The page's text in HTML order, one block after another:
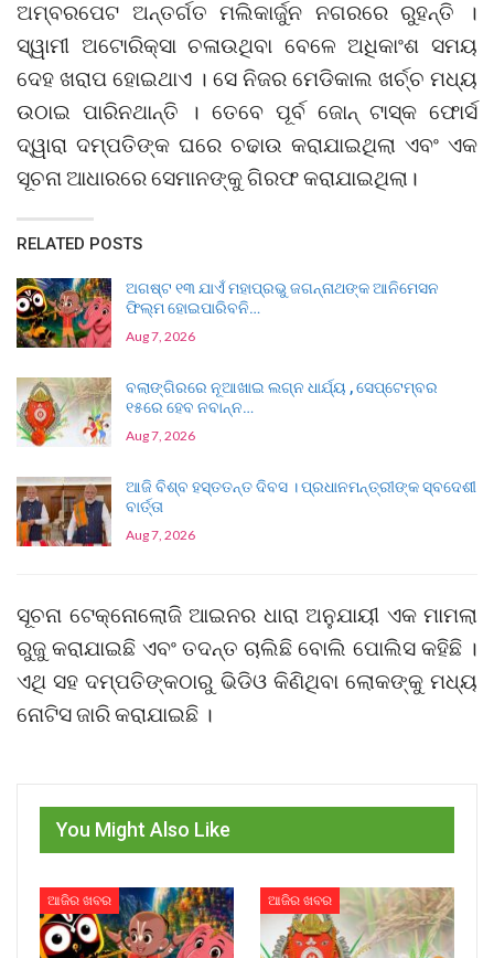
ଅମ୍ବରପେଟ ଅନ୍ତର୍ଗତ ମଲିକାର୍ଜୁନ ନଗରରେ ରୁହନ୍ତି ।
ସ୍ୱାମୀ ଅଟୋରିକ୍ସା ଚଳାଉଥିବା ବେଳେ ଅଧିକାଂଶ ସମୟ
ଦେହ ଖରାପ ହୋଇଥାଏ । ସେ ନିଜର ମେଡିକାଲ ଖର୍ଚ୍ଚ ମଧ୍ୟ
ଉଠାଇ ପାରିନଥାନ୍ତି । ତେବେ ପୂର୍ବ ଜୋନ୍ ଟାସ୍କ ଫୋର୍ସ
ଦ୍ୱାରା ଦମ୍ପତିଙ୍କ ଘରେ ଚଢାଉ କରାଯାଇଥିଲା ଏବଂ ଏକ
ସୂଚନା ଆଧାରରେ ସେମାନଙ୍କୁ ଗିରଫ କରାଯାଇଥିଲା।
RELATED POSTS
ଅଗଷ୍ଟ ୧୩ ଯାଏଁ ମହାପ୍ରଭୁ ଜଗନ୍ନାଥଙ୍କ ଆନିମେସନ
ଫିଲ୍ମ ହୋଇପାରିବନି…
Aug 7, 2026
ବଲାଙ୍ଗିରରେ ନୂଆଖାଇ ଲଗ୍ନ ଧାର୍ଯ୍ୟ , ସେପ୍ଟେମ୍ବର
୧୫ରେ ହେବ ନବାନ୍ନ…
Aug 7, 2026
ଆଜି ବିଶ୍ବ ହସ୍ତତନ୍ତ ଦିବସ । ପ୍ରଧାନମନ୍ତ୍ରୀଙ୍କ ସ୍ବଦେଶୀ
ବାର୍ତ୍ତା
Aug 7, 2026
ସୂଚନା ଟେକ୍ନୋଲୋଜି ଆଇନର ଧାରା ଅନୁଯାୟୀ ଏକ ମାମଲା
ରୁଜୁ କରାଯାଇଛି ଏବଂ ତଦନ୍ତ ଚାଲିଛି ବୋଲି ପୋଲିସ କହିଛି ।
ଏଥି ସହ ଦମ୍ପତିଙ୍କଠାରୁ ଭିଡିଓ କିଣିଥିବା ଲୋକଙ୍କୁ ମଧ୍ୟ
ନୋଟିସ ଜାରି କରାଯାଇଛି ।
You Might Also Like
ଆଜିର ଖବର ଆଜିର ଖବର